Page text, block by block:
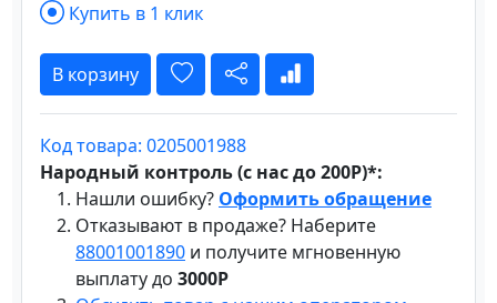
Купить в 1 клик
В корзину
Код товара: 0205001988
Народный контроль (с нас до 200Р)*:
Нашли ошибку? Оформить обращение
Отказывают в продаже? Наберите
88001001890 и получите мгновенную
выплату до 3000Р